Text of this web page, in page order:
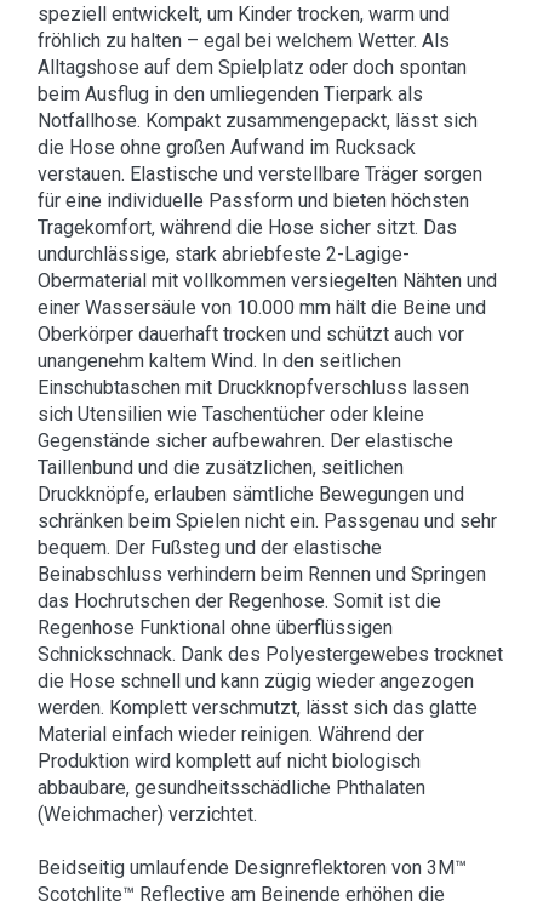
speziell entwickelt, um Kinder trocken, warm und
fröhlich zu halten – egal bei welchem Wetter. Als
Alltagshose auf dem Spielplatz oder doch spontan
beim Ausflug in den umliegenden Tierpark als
Notfallhose. Kompakt zusammengepackt, lässt sich
die Hose ohne großen Aufwand im Rucksack
verstauen. Elastische und verstellbare Träger sorgen
für eine individuelle Passform und bieten höchsten
Tragekomfort, während die Hose sicher sitzt. Das
undurchlässige, stark abriebfeste 2-Lagige-
Obermaterial mit vollkommen versiegelten Nähten und
einer Wassersäule von 10.000 mm hält die Beine und
Oberkörper dauerhaft trocken und schützt auch vor
unangenehm kaltem Wind. In den seitlichen
Einschubtaschen mit Druckknopfverschluss lassen
sich Utensilien wie Taschentücher oder kleine
Gegenstände sicher aufbewahren. Der elastische
Taillenbund und die zusätzlichen, seitlichen
Druckknöpfe, erlauben sämtliche Bewegungen und
schränken beim Spielen nicht ein. Passgenau und sehr
bequem. Der Fußsteg und der elastische
Beinabschluss verhindern beim Rennen und Springen
das Hochrutschen der Regenhose. Somit ist die
Regenhose Funktional ohne überflüssigen
Schnickschnack. Dank des Polyestergewebes trocknet
die Hose schnell und kann zügig wieder angezogen
werden. Komplett verschmutzt, lässt sich das glatte
Material einfach wieder reinigen. Während der
Produktion wird komplett auf nicht biologisch
abbaubare, gesundheitsschädliche Phthalaten
(Weichmacher) verzichtet.
Beidseitig umlaufende Designreflektoren von 3M™
Scotchlite™ Reflective am Beinende erhöhen die